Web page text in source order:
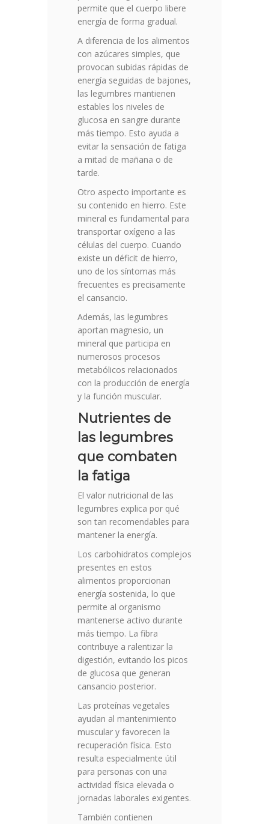
permite que el cuerpo libere
energía de forma gradual.
A diferencia de los alimentos
con azúcares simples, que
provocan subidas rápidas de
energía seguidas de bajones,
las legumbres mantienen
estables los niveles de
glucosa en sangre durante
más tiempo. Esto ayuda a
evitar la sensación de fatiga
a mitad de mañana o de
tarde.
Otro aspecto importante es
su contenido en hierro. Este
mineral es fundamental para
transportar oxígeno a las
células del cuerpo. Cuando
existe un déficit de hierro,
uno de los síntomas más
frecuentes es precisamente
el cansancio.
Además, las legumbres
aportan magnesio, un
mineral que participa en
numerosos procesos
metabólicos relacionados
con la producción de energía
y la función muscular.
Nutrientes de
las legumbres
que combaten
la fatiga
El valor nutricional de las
legumbres explica por qué
son tan recomendables para
mantener la energía.
Los carbohidratos complejos
presentes en estos
alimentos proporcionan
energía sostenida, lo que
permite al organismo
mantenerse activo durante
más tiempo. La fibra
contribuye a ralentizar la
digestión, evitando los picos
de glucosa que generan
cansancio posterior.
Las proteínas vegetales
ayudan al mantenimiento
muscular y favorecen la
recuperación física. Esto
resulta especialmente útil
para personas con una
actividad física elevada o
jornadas laborales exigentes.
También contienen